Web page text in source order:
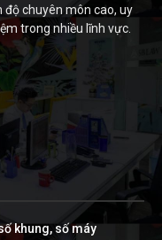
độ chuyên môn cao, uy
trong nhiều lĩnh vực.
khung, số máy